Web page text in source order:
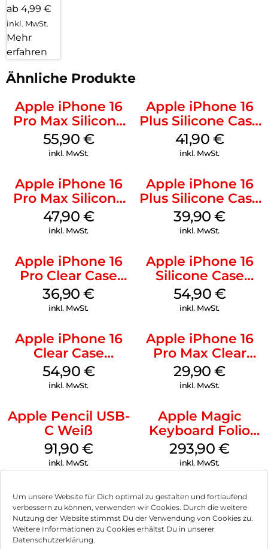
Um unsere Website für Dich optimal zu gestalten und fortlaufend
verbessern zu können, verwenden wir Cookies. Durch die weitere
Nutzung der Website stimmst Du der Verwendung von Cookies zu.
Weitere Informationen zu Cookies erhältst Du in unserer
Datenschutzerklärung.
ab 4,99 €
inkl. MwSt.
Mehr
erfahren
Ähnliche Produkte
Apple iPhone 16
Pro Max Silicone
Case MagSafe
Stone Gray
55,90 €
inkl. MwSt.
Apple iPhone 16
Plus Silicone Case
MagSafe Stone
Gray
41,90 €
inkl. MwSt.
Apple iPhone 16
Pro Max Silicone
Case MagSafe
Black
47,90 €
inkl. MwSt.
Apple iPhone 16
Plus Silicone Case
MagSafe Plum
39,90€
inkl. MwSt.
Apple iPhone 16
Pro Clear Case
MagSafe
Transparent
36,90€
inkl. MwSt.
Apple iPhone 16
Silicone Case
MagSafe Black
54,90 €
inkl. MwSt.
Apple iPhone 16
Clear Case
MagSafe
Transparent
54,90 €
inkl. MwSt.
Apple iPhone 16
Pro Max Clear
Case MagSafe
Transparent
29,90€
inkl. MwSt.
Apple Pencil USB-
C Weiß
91,90 €
inkl. MwSt.
Apple Magic
Keyboard Folio
iPad 10.9″ (10.Gen.)
Weiß
293,90€
inkl. MwSt.
Impressum